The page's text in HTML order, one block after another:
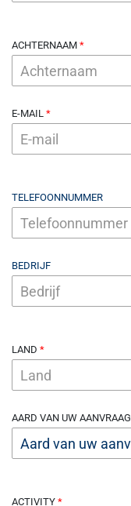
ACHTERNAAM
E-MAIL
TELEFOONNUMMER
BEDRIJF
LAND
AARD VAN UW AANVRAAG
ACTIVITY